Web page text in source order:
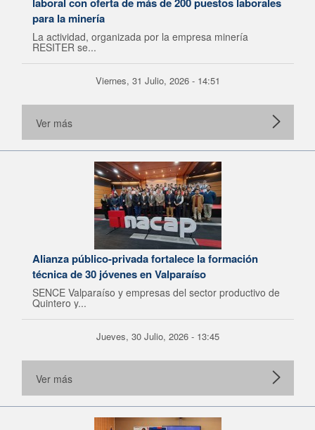
para la minería
La actividad, organizada por la empresa minería
RESITER se...
Viernes, 31 Julio, 2026 - 14:51
Ver más
Alianza público-privada fortalece la formación
técnica de 30 jóvenes en Valparaíso
SENCE Valparaíso y empresas del sector productivo de
Quintero y...
Jueves, 30 Julio, 2026 - 13:45
Ver más